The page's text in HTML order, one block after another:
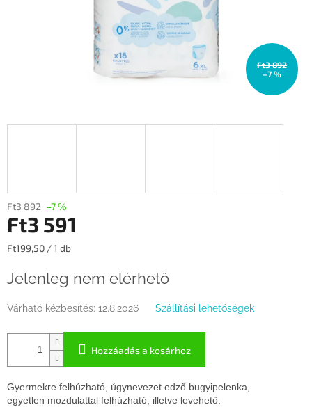
Ft3 892
–7 %
Ft3 892 –7 %
Ft3 591
Egységár:
Ft199,50 / 1 db
Jelenleg nem elérhető
Várható kézbesítés: 12.8.2026 Szállítási lehetőségek
Hozzáadás a kosárhoz
Gyermekre felhúzható, úgynevezet edző bugyipelenka,
egyetlen mozdulattal felhúzható, illetve levehető.